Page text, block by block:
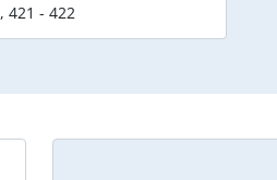
, 421 - 422